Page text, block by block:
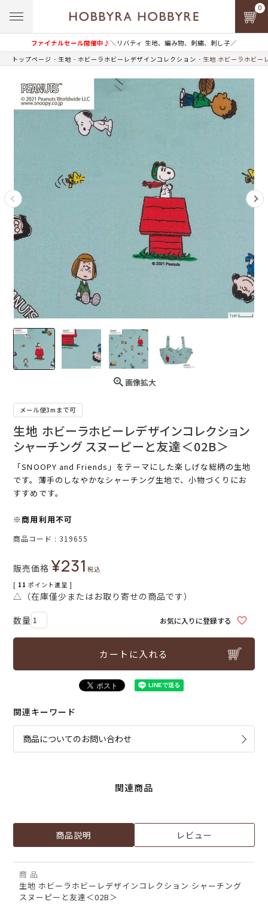
ファイナルセール開催中♪＼リバティ 生地、編み物、刺繍、刺し子／
0
トップページ 生地 ホビーラホビーレデザインコレクション 生地 ホビーラホビー
画像拡大
メール便3mまで可
生地 ホビーラホビーレデザインコレクション
シャーチング スヌーピーと友達＜02B＞
「SNOOPY and Friends」をテーマにした楽しげな総柄の生地
です。薄手のしなやかなシャーチング生地で、小物づくりにお
すすめです。
※商用利用不可
商品コード 319655
販売価格 ¥231税込
[ 11 ポイント進呈 ]
△（在庫僅少またはお取り寄せの商品です）
お気に入りに登録する
カートに入れる
関連キーワード
商品についてのお問い合わせ
関連商品
商品説明 レビュー
商 品
生地 ホビーラホビーレデザインコレクション シャーチング
スヌーピーと友達＜02B＞